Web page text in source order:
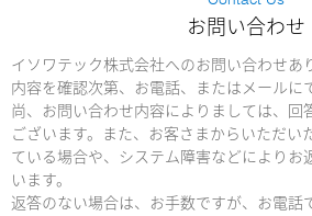
お問い合わせ
イソワテック株式会社へのお問い合わせあ
内容を確認次第、お電話、またはメールに
尚、お問い合わせ内容によりましては、回
ございます。また、お客さまからいただい
ている場合や、システム障害などによりお
います。
返答のない場合は、お手数ですが、お電話